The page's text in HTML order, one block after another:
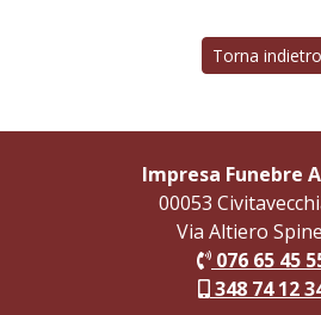
Torna indietro
Impresa Funebre
00053
Via Altiero
076 65 45
348 74 12